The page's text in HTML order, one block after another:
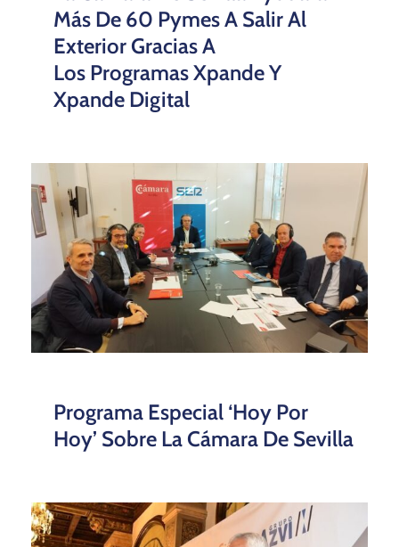
Más De 60 Pymes A Salir Al
Exterior Gracias A
Los Programas Xpande Y
Xpande Digital
Programa Especial ‘Hoy Por
Hoy’ Sobre La Cámara De Sevilla